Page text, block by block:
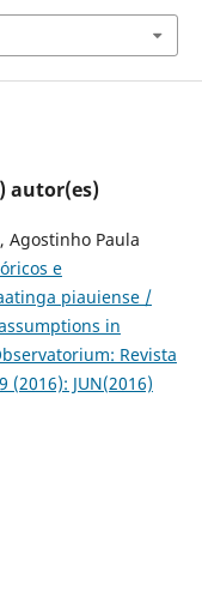
autor(es)
Agostinho Paula
e
piauiense /
in
Revista
(2016): JUN(2016)